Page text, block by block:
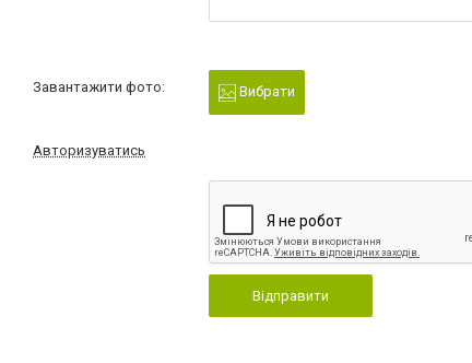
Завантажити фото: Вибрати
Авторизуватись
Відправити